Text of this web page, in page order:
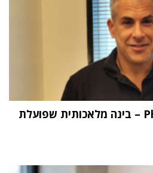
"העתיד הוא Physical AI – בינה מלאכותית שפועלת